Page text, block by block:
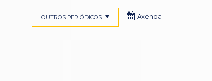
OUTROS PERIÓDICOS Axenda